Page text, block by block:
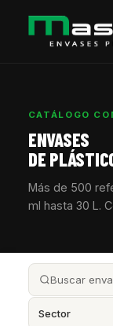
CATÁLOGO
ENVASES
DE
Más de 500
ml hasta 30 L.